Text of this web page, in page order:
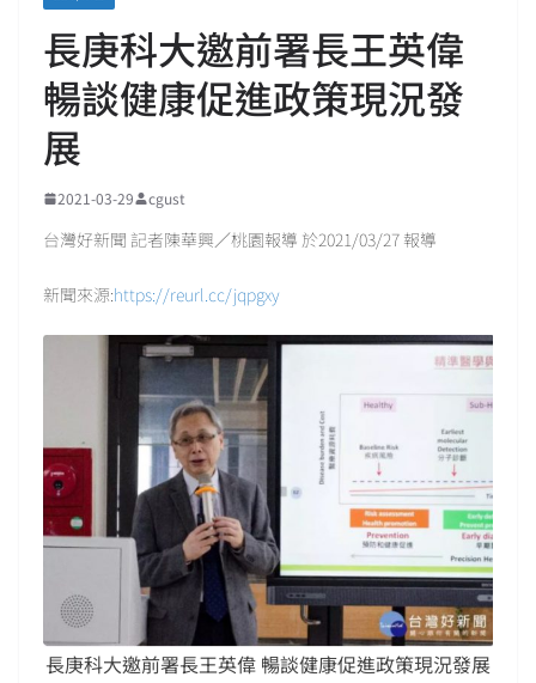
長庚科大邀前署長王英偉
暢談健康促進政策現況發
展
2021-03-29 cgust
台灣好新聞 記者陳華興／桃園報導 於2021/03/27 報導
新聞來源:https://reurl.cc/jqpgxy
長庚科大邀前署長王英偉 暢談健康促進政策現況發展